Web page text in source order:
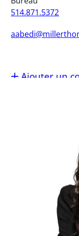
514.871.5372
Ajouter un